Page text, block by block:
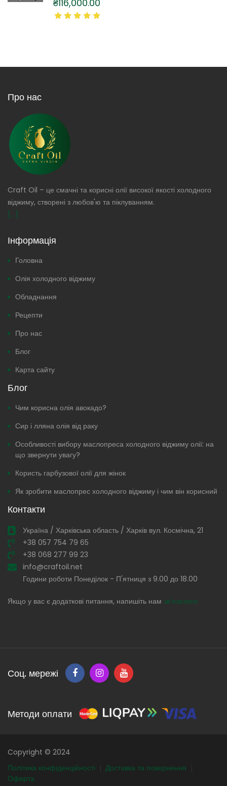
₴116,000.00
Про нас
Craft Oil – це смачні та корисні олії високої якості холодного
віджиму, створені з любов'ю та піклуванням.
[...]
Інформація
Головна
Олія холодного віджиму
Обладнання
Рецепти
Про нас
Блог
Карта сайту
Блог
Чим корисна олія авокадо?
Сир і лляна олія від раку
Особливості вибору маслопреса холодного віджиму олії: на
що звернути увагу?
Користь гарбузової олії для жінок
Як зробити маслопрес холодного віджиму і чим він корисний
Контакти
Україна / Харківська область / Харків вул. Космічна, 21
+38 057 754 79 65
+38 068 277 99 23
info@craftoil.net
Години роботи Понеділок - П'ятниця з 9.00 до 18.00
Якщо у вас є додаткові питання, напишіть нам зв'язатися
Соц. мережі
Методи оплати
Copyright © 2024
Політика конфіденційності
Доставка та повернення
Оферта